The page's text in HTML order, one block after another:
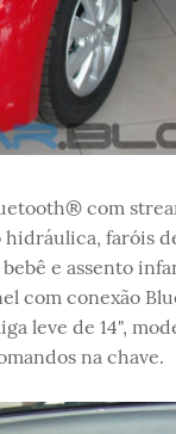
com
hidráulica, faróis
e assento
com conexão
leve de 14",
na chave.